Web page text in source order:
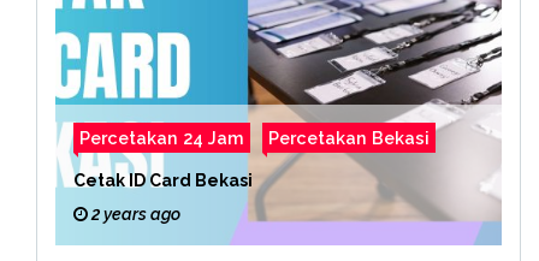
Percetakan 24 Jam Percetakan Bekasi
Cetak ID Card Bekasi
2 years ago